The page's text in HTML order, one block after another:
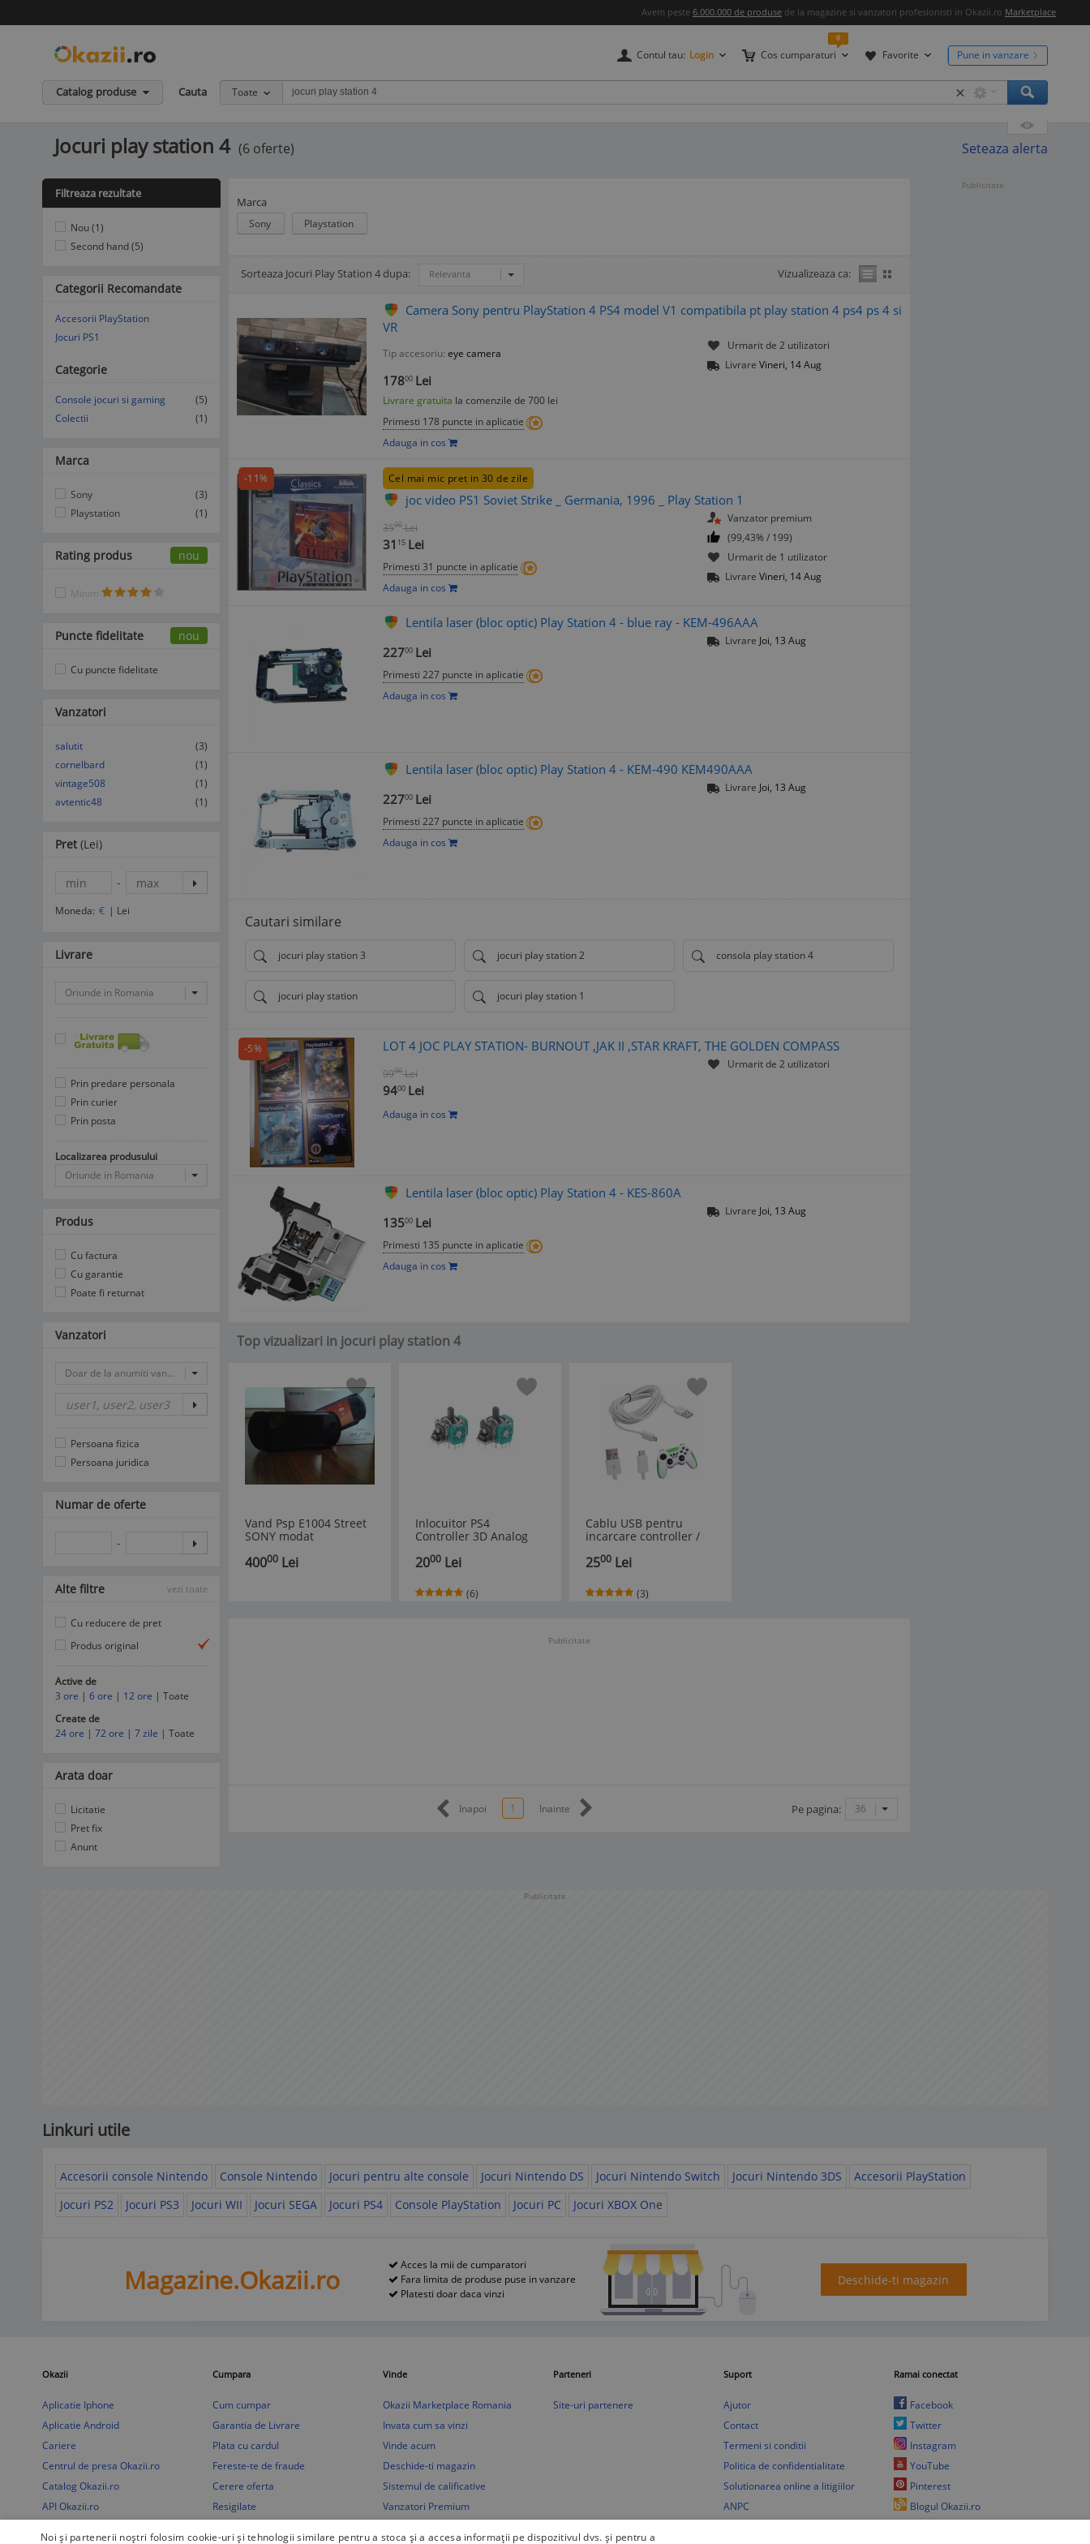
Avem peste 6.000.000 de produse de la magazine si vanzatori profesionisti in Okazii.ro Marketplace
Contul tau: Login Cos cumparaturi
0
Favorite Pune in vanzare
Catalog produse Cauta Toate ×
Jocuri play station 4 (6 oferte) Seteaza alerta
Marca
Sony Playstation
Sorteaza Jocuri Play Station 4 dupa: Relevanta Vizualizeaza ca:
Camera Sony pentru PlayStation 4 PS4 model V1 compatibila pt play station 4 ps4 ps 4 si
VR
Tip accesoriu: eye camera
17800 Lei
Livrare gratuita la comenzile de 700 lei
Primesti 178 puncte in aplicatie
Adauga in cos
Urmarit de 2 utilizatori
Livrare Vineri, 14 Aug
-11% Cel mai mic pret in 30 de zile
joc video PS1 Soviet Strike _ Germania, 1996 _ Play Station 1
3500 Lei
31 15 Lei
Primesti 31 puncte in aplicatie
Adauga in cos
Vanzator premium
(99,43% / 199)
Urmarit de 1 utilizator
Livrare Vineri, 14 Aug
Lentila laser (bloc optic) Play Station 4 - blue ray - KEM-496AAA
22700 Lei
Primesti 227 puncte in aplicatie
Adauga in cos
Livrare Joi, 13 Aug
Lentila laser (bloc optic) Play Station 4 - KEM-490 KEM490AAA
22700 Lei
Primesti 227 puncte in aplicatie
Adauga in cos
Livrare Joi, 13 Aug
Cautari similare
jocuri play station 3 jocuri play station 2 consola play station 4
jocuri play station jocuri play station 1
-5% LOT 4 JOC PLAY STATION- BURNOUT ,JAK II ,STAR KRAFT, THE GOLDEN COMPASS
9900 Lei
9400 Lei
Adauga in cos
Urmarit de 2 utilizatori
Lentila laser (bloc optic) Play Station 4 - KES-860A
13500 Lei
Primesti 135 puncte in aplicatie
Adauga in cos
Livrare Joi, 13 Aug
Top vizualizari in jocuri play station 4
Vand Psp E1004 Street
SONY modat
4gb
40000 Lei
Inlocuitor PS4
Controller 3D Analog
2000 Lei
(6)
Cablu USB pentru
incarcare controller /
PlayStation 4 (PS4)
2500 Lei
(3)
Publicitate
Inapoi 1 Inainte Pe pagina: 36
Filtreaza rezultate
Nou (1)
Second hand (5)
Categorii Recomandate
Accesorii PlayStation
Jocuri PS1
Categorie
Console jocuri si gaming
(5)
Colectii
(1)
Marca
Sony
(3)
Playstation
(1)
Rating produs nou
Minim
Puncte fidelitate nou
Cu puncte fidelitate
Vanzatori
salutit
(3)
cornelbard
(1)
vintage508
(1)
avtentic48
(1)
Pret (Lei)
-
Moneda: € | Lei
Livrare
Oriunde in Romania
Prin predare personala
Prin curier
Prin posta
Localizarea produsului
Oriunde in Romania
Produs
Cu factura
Cu garantie
Poate fi returnat
Vanzatori
Doar de la anumiti vanzatori
Persoana fizica
Persoana juridica
Numar de oferte
-
Alte filtre vezi toate
Cu reducere de pret
Produs original
Active de
3 ore | 6 ore | 12 ore | Toate
Create de
24 ore | 72 ore | 7 zile | Toate
Arata doar
Licitatie
Pret fix
Anunt
Publicitate
Publicitate
Linkuri utile
Accesorii console Nintendo Console Nintendo Jocuri pentru alte console Jocuri Nintendo DS Jocuri Nintendo Switch Jocuri Nintendo 3DS
Accesorii PlayStation
Jocuri PS2
Jocuri PS3 Jocuri WII Jocuri SEGA Jocuri PS4 Console PlayStation Jocuri PC Jocuri XBOX One
Magazine.Okazii.ro
Acces la mii de cumparatori
Fara limita de produse puse in vanzare
Platesti doar daca vinzi
Deschide-ti magazin
Okazii
Aplicatie Iphone
Aplicatie Android
Cariere
Centrul de presa Okazii.ro
Catalog Okazii.ro
API Okazii.ro
Cumpara
Cum cumpar
Garantia de Livrare
Plata cu cardul
Fereste-te de fraude
Cerere oferta
Resigilate
Vinde
Okazii Marketplace Romania
Invata cum sa vinzi
Vinde acum
Deschide-ti magazin
Sistemul de calificative
Vanzatori Premium
Parteneri
Site-uri partenere
Suport
Ajutor
Contact
Termeni si conditii
Politica de confidentialitate
Solutionarea online a litigiilor
ANPC
Ramai conectat
Facebook
Twitter
Instagram
YouTube
Pinterest
Blogul Okazii.ro
Noi și partenerii noștri folosim cookie-uri și tehnologii similare pentru a stoca și a accesa informații pe dispozitivul dvs. și pentru a